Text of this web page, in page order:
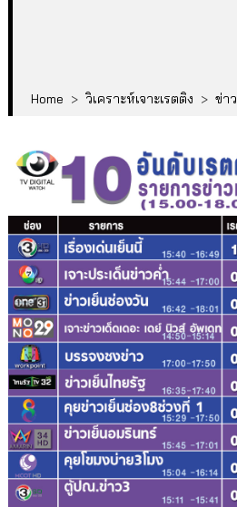
Home > วิเคราะห์เจาะเรตติง > ข่าว